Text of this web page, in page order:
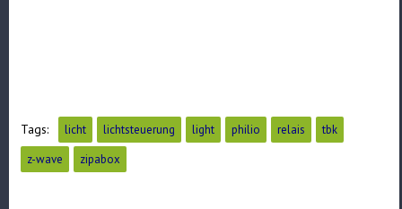
Tags: licht lichtsteuerung light philio relais
tbk
z-wave
zipabox